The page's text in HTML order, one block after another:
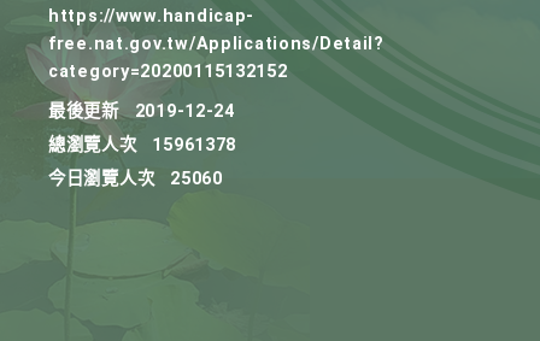
https://www.handicap-
free.nat.gov.tw/Applications/Detail?
category=20200115132152
最後更新
2019-12-24
總瀏覽人次
15961378
今日瀏覽人次
25060